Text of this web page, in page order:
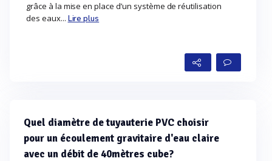
grâce à la mise en place d’un système de réutilisation
des eaux... Lire plus
Quel diamètre de tuyauterie PVC choisir
pour un écoulement gravitaire d'eau claire
avec un débit de 40mètres cube?